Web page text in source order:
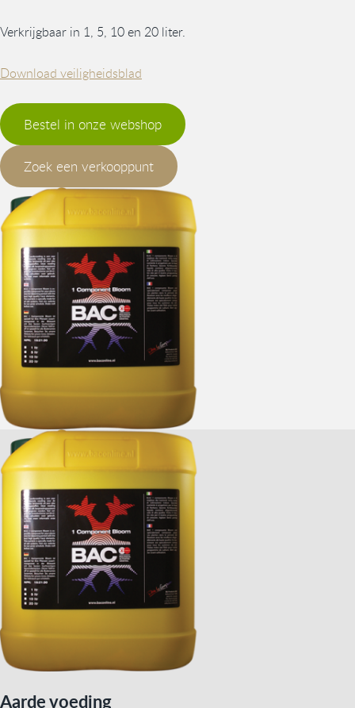
Verkrijgbaar in 1, 5, 10 en 20 liter.
Download veiligheidsblad
Bestel in onze webshop
Zoek een verkooppunt
Aarde voeding